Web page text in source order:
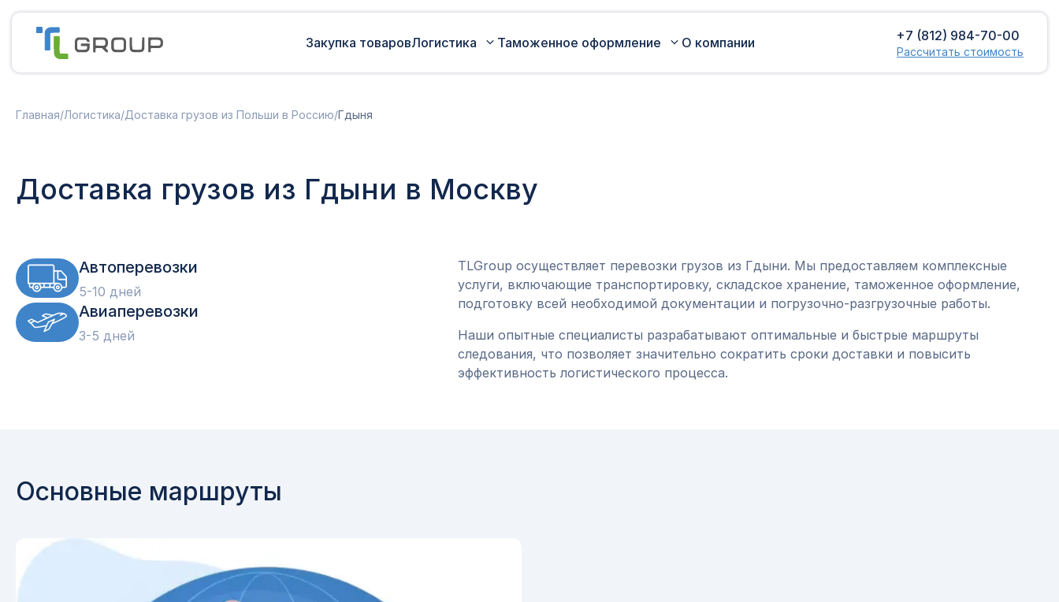
Закупка товаровЛогистика
Доставка грузов из Турции в
Россию
Железнодорожные перевозки грузов
Таможенное оформление
Международная доставка
товара
О компании +7 (812) 984-70-00
Рассчитать стоимость
Главная/Логистика/Доставка грузов из Польши в Россию/Гдыня
Доставка грузов из Гдыни в Москву
Автоперевозки
5-10 дней
Авиаперевозки
3-5 дней
TLGroup осуществляет перевозки грузов из Гдыни. Мы предоставляем комплексные
услуги, включающие транспортировку, складское хранение, таможенное оформление,
подготовку всей необходимой документации и погрузочно-разгрузочные работы.
Наши опытные специалисты разрабатывают оптимальные и быстрые маршруты
следования, что позволяет значительно сократить сроки доставки и повысить
эффективность логистического процесса.
Основные маршруты